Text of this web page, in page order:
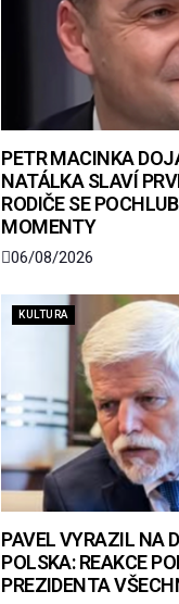
PETR MACINKA
NATÁLKA SLAVÍ
RODIČE SE
MOMENTY
06/08/2026
KULTURA
PAVEL VYRAZIL NA
POLSKA: REAKCE
PREZIDENTA